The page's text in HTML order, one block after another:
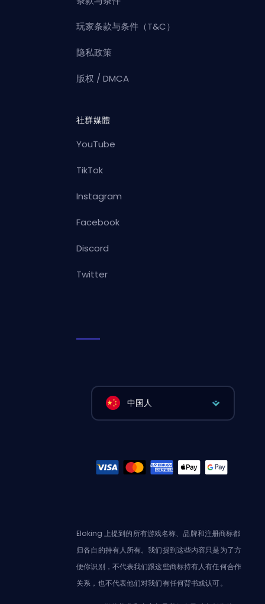
玩家条款与条件（T&C）
隐私政策
版权 / DMCA
社群媒體
YouTube
TikTok
Instagram
Facebook
Discord
Twitter
中国人
Eloking 上提到的所有游戏名称、品牌和注册商标都
归各自的持有人所有。我们提到这些内容只是为了方
便你识别，不代表我们跟这些商标持有人有任何合作
关系，也不代表他们对我们有任何背书或认可。